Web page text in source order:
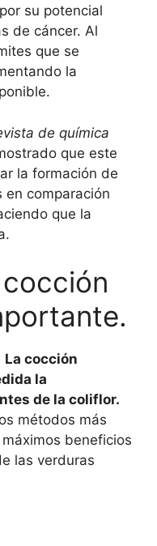
su potencial
de cáncer. Al
que se
la
de química
que este
la formación de
comparación
que la
La cocción
la
de la coliflor.
métodos más
beneficios
las verduras